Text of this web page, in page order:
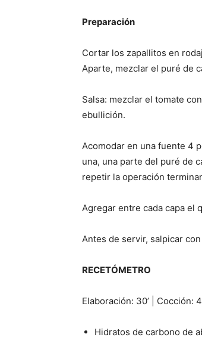
Preparación
Cortar los zapallitos en
Aparte, mezclar el puré de
Salsa: mezclar el tomate
ebullición.
Acomodar en una fuente 4
una, una parte del puré de
repetir la operación
Agregar entre cada capa el
Antes de servir, salpicar
RECETÓMETRO
Elaboración: 30’ | Cocción:
Hidratos de carbono de